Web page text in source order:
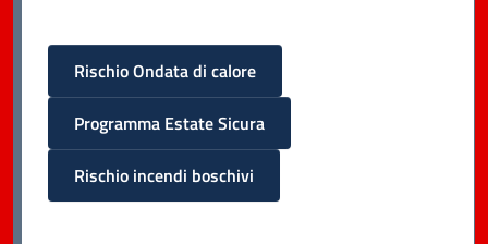
Rischio Ondata di calore
Programma Estate Sicura
Rischio incendi boschivi